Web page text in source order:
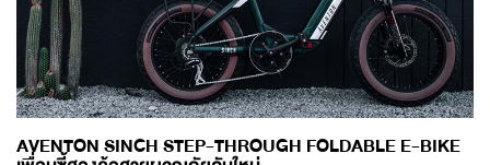
AVENTON SINCH STEP-THROUGH FOLDABLE E-BIKE